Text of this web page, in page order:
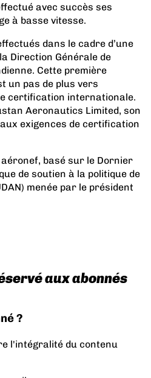
avec succès ses
à basse vitesse.
dans le cadre d’une
Direction Générale de
Cette première
un pas de plus vers
certification internationale.
Aeronautics Limited, son
exigences de certification
aéronef, basé sur le Dornier
de soutien à la politique de
menée par le président
aux abonnés
?
l'intégralité du contenu